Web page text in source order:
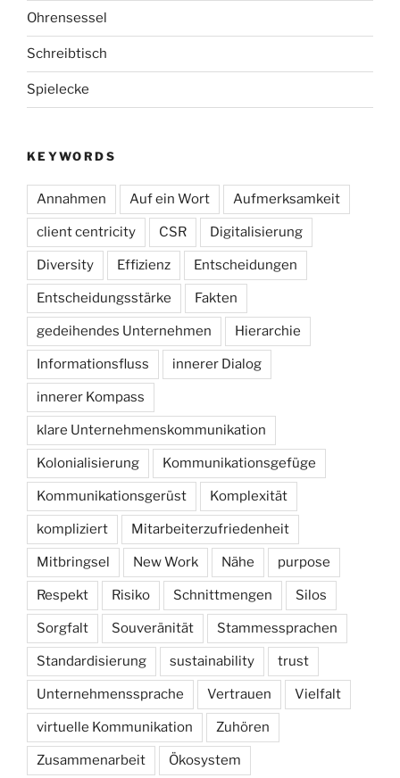
Ohrensessel
Schreibtisch
Spielecke
KEYWORDS
Annahmen Auf ein Wort Aufmerksamkeit
client centricity CSR Digitalisierung
Diversity Effizienz Entscheidungen
Entscheidungsstärke Fakten
gedeihendes Unternehmen Hierarchie
Informationsfluss innerer Dialog
innerer Kompass
klare Unternehmenskommunikation
Kolonialisierung Kommunikationsgefüge
Kommunikationsgerüst Komplexität
kompliziert Mitarbeiterzufriedenheit
Mitbringsel New Work Nähe purpose
Respekt Risiko Schnittmengen Silos
Sorgfalt Souveränität Stammessprachen
Standardisierung sustainability trust
Unternehmenssprache Vertrauen Vielfalt
virtuelle Kommunikation Zuhören
Zusammenarbeit Ökosystem